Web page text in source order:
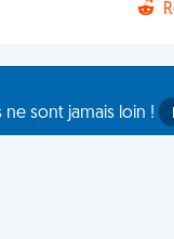
sont jamais loin !